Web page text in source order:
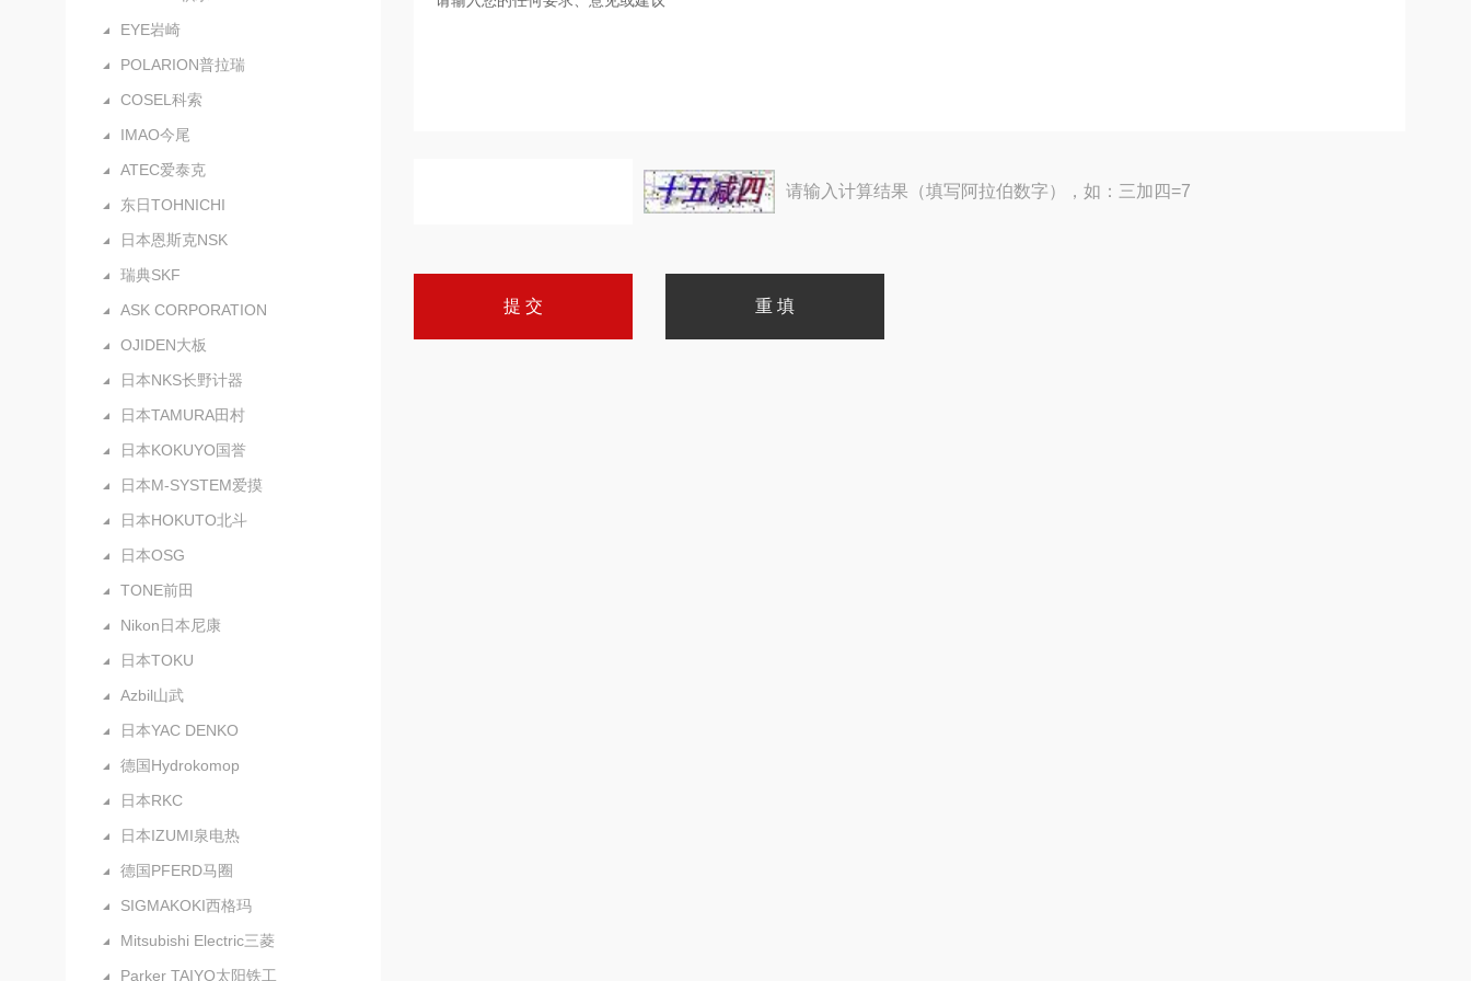
EYE岩崎
POLARION普拉瑞
COSEL科索
IMAO今尾
ATEC爱泰克
东日TOHNICHI
日本恩斯克NSK
瑞典SKF
ASK CORPORATION
OJIDEN大板
日本NKS长野计器
日本TAMURA田村
日本KOKUYO国誉
日本M-SYSTEM爱摸
日本HOKUTO北斗
日本OSG
TONE前田
Nikon日本尼康
日本TOKU
Azbil山武
日本YAC DENKO
德国Hydrokomop
日本RKC
日本IZUMI泉电热
德国PFERD马圈
SIGMAKOKI西格玛
Mitsubishi Electric三菱
Parker TAIYO太阳铁工
请输入计算结果（填写阿拉伯数字），如：三加四=7